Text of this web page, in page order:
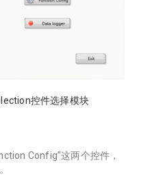
控件选择模块
Config”这两个控件，